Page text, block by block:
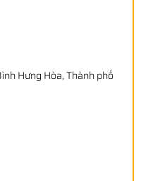
Hưng Hòa, Thành phố